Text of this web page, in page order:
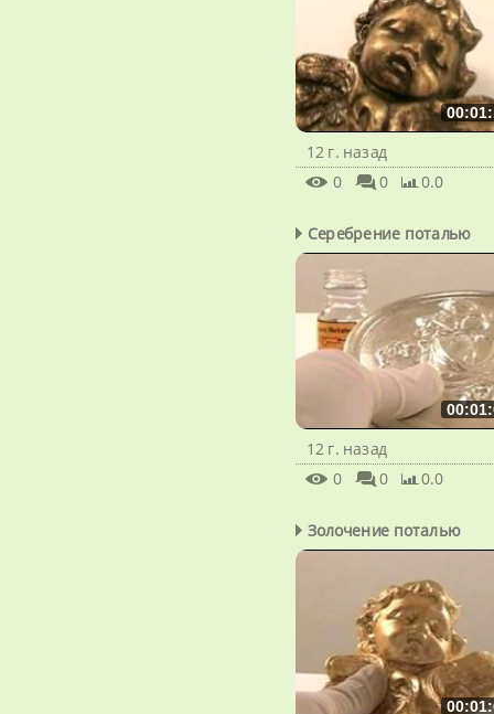
12 г. назад
0
0 0.0
Серебрение поталью
12 г. назад
0
0 0.0
Золочение поталью